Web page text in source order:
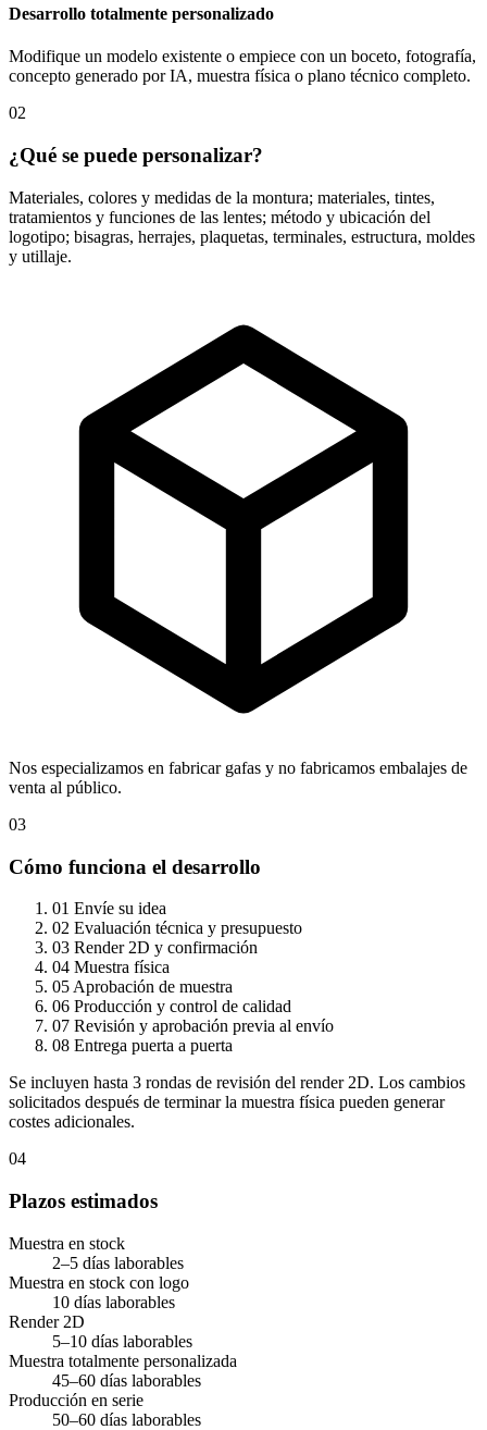
Desarrollo totalmente personalizado
Modifique un modelo existente o empiece con un boceto, fotografía,
concepto generado por IA, muestra física o plano técnico completo.
02
¿Qué se puede personalizar?
Materiales, colores y medidas de la montura; materiales, tintes,
tratamientos y funciones de las lentes; método y ubicación del
logotipo; bisagras, herrajes, plaquetas, terminales, estructura, moldes
y utillaje.
Nos especializamos en fabricar gafas y no fabricamos embalajes de
venta al público.
03
Cómo funciona el desarrollo
01 Envíe su idea
02 Evaluación técnica y presupuesto
03 Render 2D y confirmación
04 Muestra física
05 Aprobación de muestra
06 Producción y control de calidad
07 Revisión y aprobación previa al envío
08 Entrega puerta a puerta
Se incluyen hasta 3 rondas de revisión del render 2D. Los cambios
solicitados después de terminar la muestra física pueden generar
costes adicionales.
04
Plazos estimados
Muestra en stock
2–5 días laborables
Muestra en stock con logo
10 días laborables
Render 2D
5–10 días laborables
Muestra totalmente personalizada
45–60 días laborables
Producción en serie
50–60 días laborables